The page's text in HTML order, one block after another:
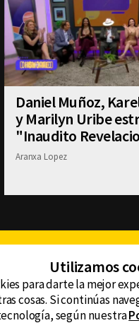
Daniel Muñoz,
y Marilyn Uribe
"Inaudito
Aranxa Lopez
Utilizamos
para darte la mejor
cosas. Si continúas
según nuestra